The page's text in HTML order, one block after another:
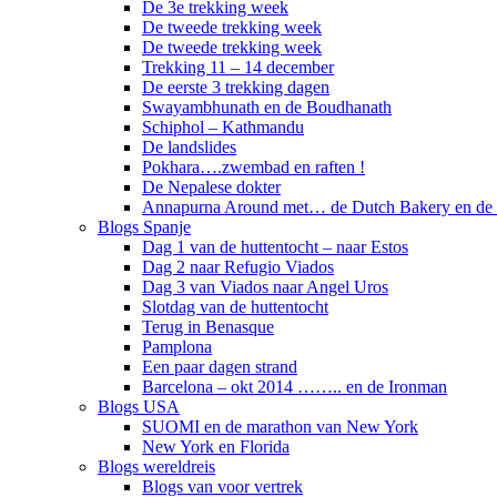
De 3e trekking week
De tweede trekking week
De tweede trekking week
Trekking 11 – 14 december
De eerste 3 trekking dagen
Swayambhunath en de Boudhanath
Schiphol – Kathmandu
De landslides
Pokhara….zwembad en raften !
De Nepalese dokter
Annapurna Around met… de Dutch Bakery en de
Blogs Spanje
Dag 1 van de huttentocht – naar Estos
Dag 2 naar Refugio Viados
Dag 3 van Viados naar Angel Uros
Slotdag van de huttentocht
Terug in Benasque
Pamplona
Een paar dagen strand
Barcelona – okt 2014 …….. en de Ironman
Blogs USA
SUOMI en de marathon van New York
New York en Florida
Blogs wereldreis
Blogs van voor vertrek